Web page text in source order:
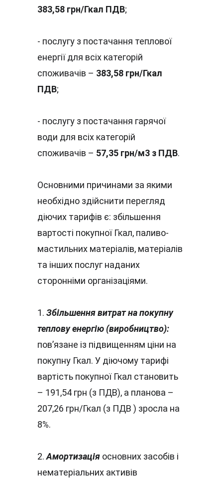
383,58 грн/Гкал ПДВ;
- послугу з постачання теплової
енергії для всіх категорій
споживачів – 383,58 грн/Гкал
ПДВ;
- послугу з постачання гарячої
води для всіх категорій
споживачів – 57,35 грн/м3 з ПДВ.
Основними причинами за якими
необхідно здійснити перегляд
діючих тарифів є: збільшення
вартості покупної Гкал, паливо-
мастильних матеріалів, матеріалів
та інших послуг наданих
сторонніми організаціями.
1. Збільшення витрат на покупну
теплову енергію (виробництво):
пов’язане із підвищенням ціни на
покупну Гкал. У діючому тарифі
вартість покупної Гкал становить
– 191,54 грн (з ПДВ), а планова –
207,26 грн/Гкал (з ПДВ ) зросла на
8%.
2. Амортизація основних засобів і
нематеріальних активів